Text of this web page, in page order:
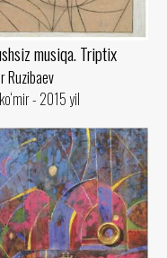
musiqa. Triptix
Ruzibaev
- 2015 yil